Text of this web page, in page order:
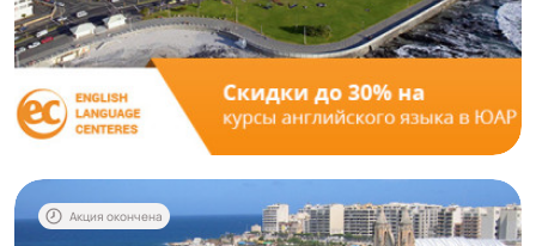
Акция окончена